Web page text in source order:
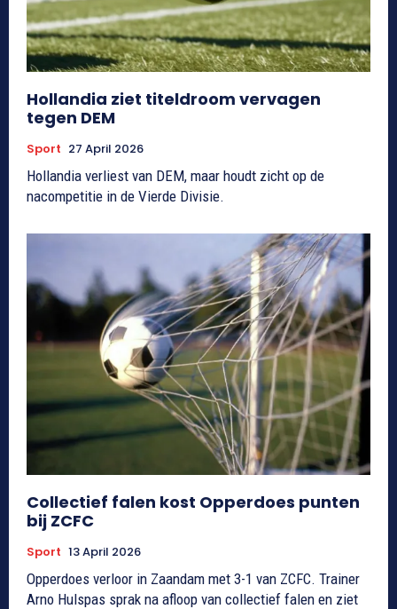
Hollandia ziet titeldroom vervagen
tegen DEM
Sport 27 April 2026
Hollandia verliest van DEM, maar houdt zicht op de
nacompetitie in de Vierde Divisie.
Collectief falen kost Opperdoes punten
bij ZCFC
Sport 13 April 2026
Opperdoes verloor in Zaandam met 3-1 van ZCFC. Trainer
Arno Hulspas sprak na afloop van collectief falen en ziet